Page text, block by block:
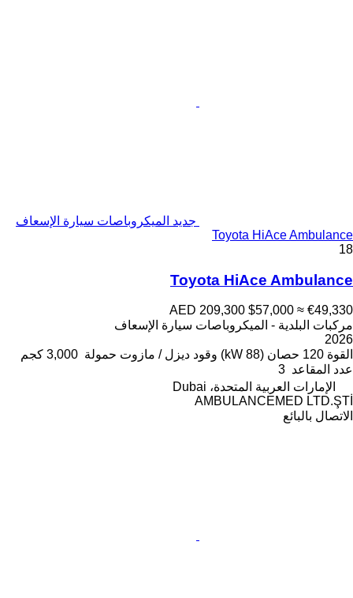
جديد الميكروباصات سيارة الإسعاف
Toyota HiAce Ambulance
18
Toyota HiAce Ambulance
AED 209,300 $57,000 ≈ €49,330
مركبات البلدية - الميكروباصات سيارة الإسعاف
2026
القوة 120 حصان (88 kW) وقود ديزل / مازوت حمولة 3,000 كجم
عدد المقاعد 3
الإمارات العربية المتحدة، Dubai
AMBULANCEMED LTD.ŞTİ
الاتصال بالبائع